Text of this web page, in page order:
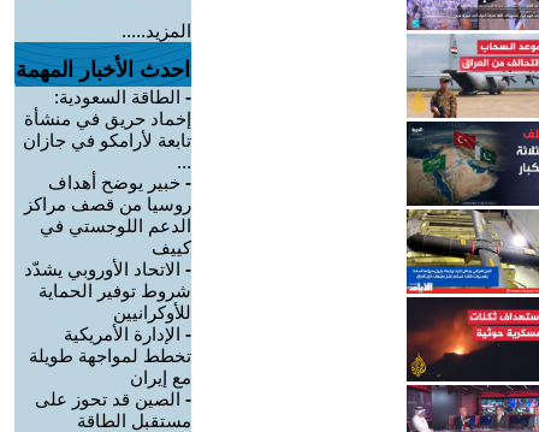
المزيد.....
احدث الأخبار المهمة
- الطاقة السعودية:
إخماد حريق في منشأة
تابعة لأرامكو في جازان
...
- خبير يوضح أهداف
روسيا من قصف مراكز
الدعم اللوجستي في
كييف
- الاتحاد الأوروبي يشدّد
شروط توفير الحماية
للأوكرانيين
- الإدارة الأمريكية
تخطط لمواجهة طويلة
مع إيران
- الصين قد تحوز على
مستقبل الطاقة